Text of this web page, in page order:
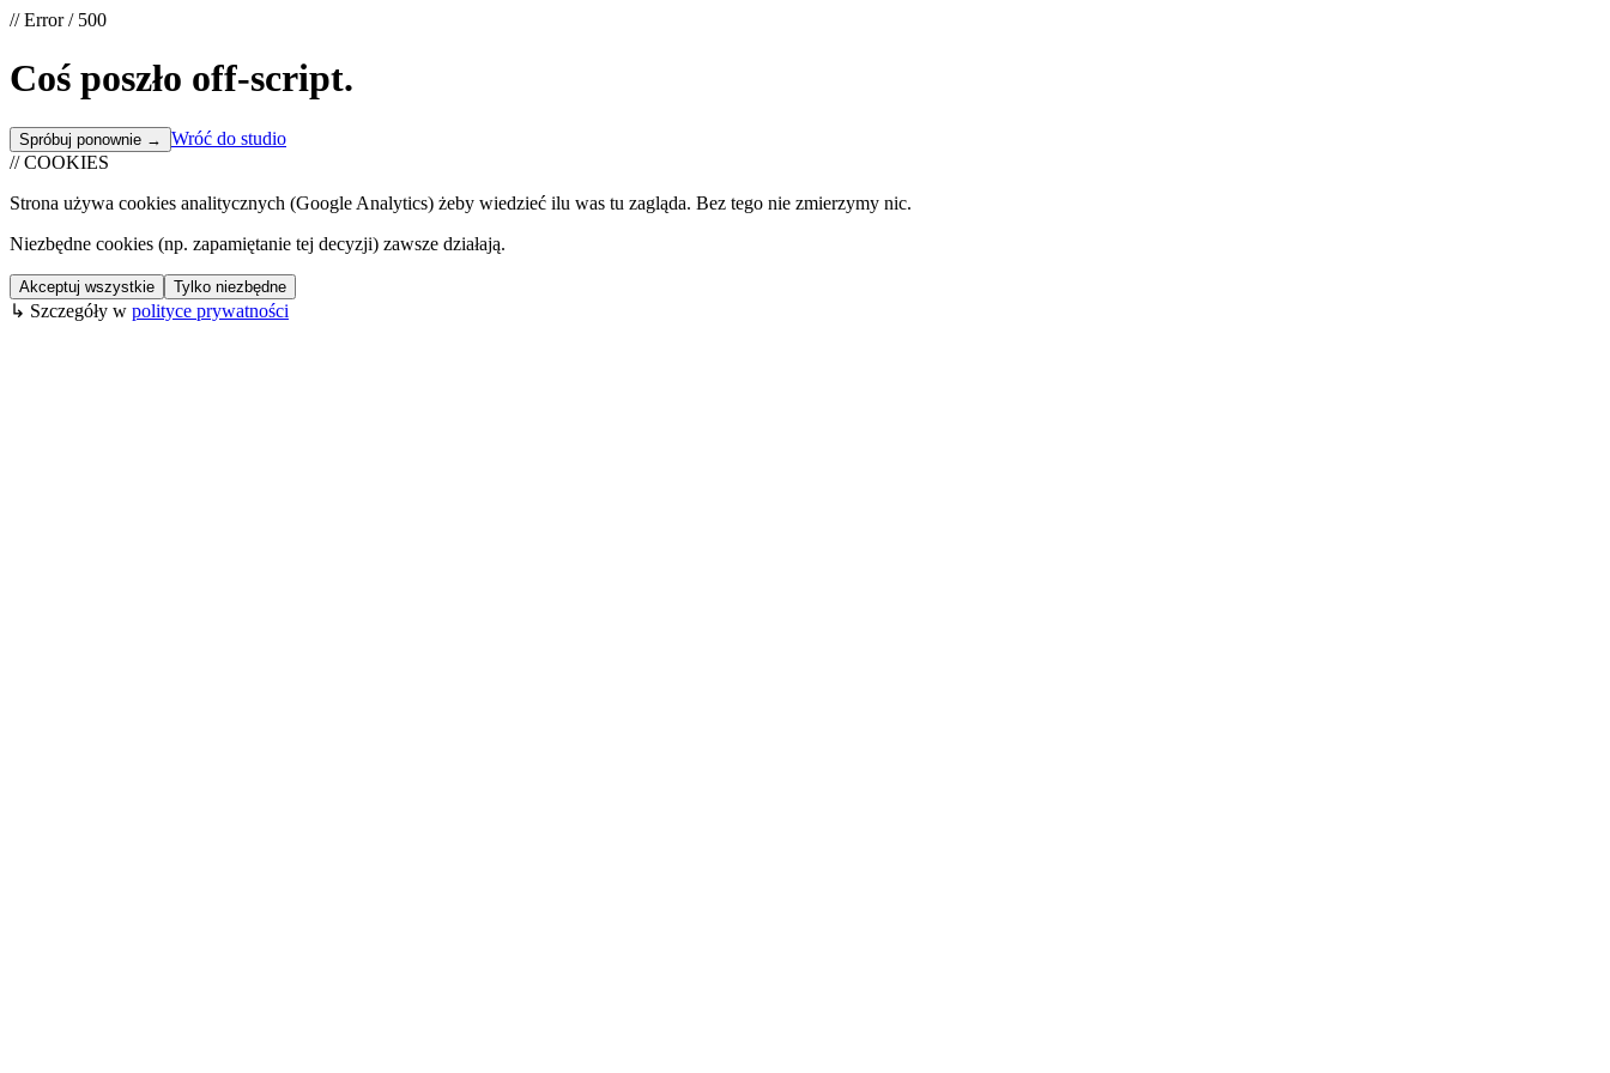
// Error / 500
Coś poszło off-script.
Spróbuj ponownie →
Wróć do studio
// COOKIES
Strona używa cookies analitycznych (Google Analytics) żeby wiedzieć ilu was tu zagląda. Bez tego nie zmierzymy nic.
Niezbędne cookies (np. zapamiętanie tej decyzji) zawsze działają.
Akceptuj wszystkie Tylko niezbędne
↳ Szczegóły w polityce prywatności